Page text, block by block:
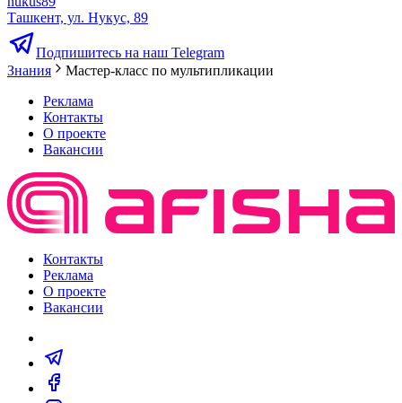
Ташкент, ул. Нукус, 89
Подпишитесь на наш Telegram
Знания
Мастер-класс по мультипликации
Реклама
Контакты
О проекте
Вакансии
Контакты
Реклама
О проекте
Вакансии